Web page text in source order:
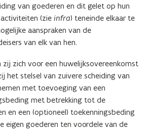
van goederen en dit gelet op hun
(zie infra) teneinde elkaar te
aanspraken van de
van elk van hen.
zich voor een huwelijksovereenkomst
het stelsel van zuivere scheiding van
met toevoeging van een
met betrekking tot de
en een (optioneel) toekenningsbeding
eigen goederen ten voordele van de